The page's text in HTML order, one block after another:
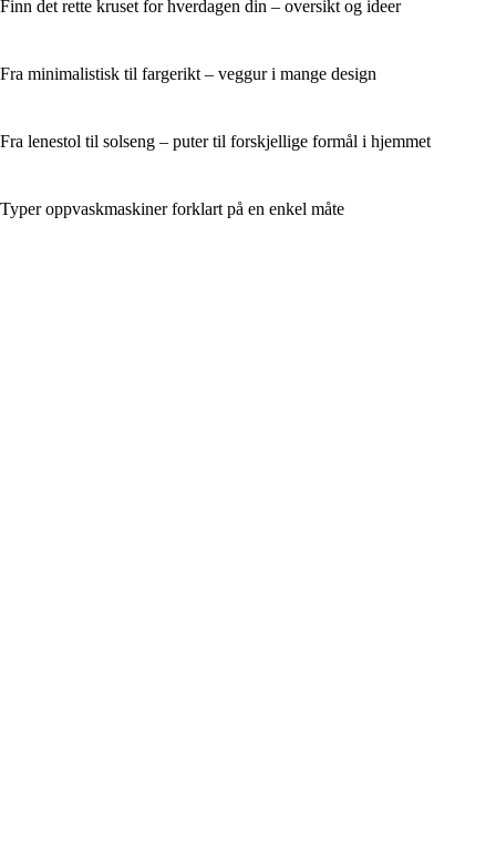
Finn det rette kruset for hverdagen din – oversikt og ideer
Fra minimalistisk til fargerikt – veggur i mange design
Fra lenestol til solseng – puter til forskjellige formål i hjemmet
Typer oppvaskmaskiner forklart på en enkel måte